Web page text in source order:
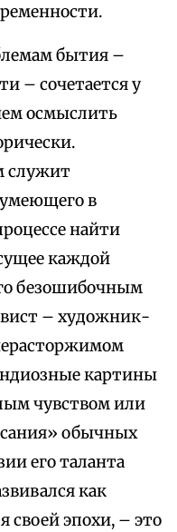
бытия –
– сочетается у
осмыслить
служит
умеющего в
найти
каждой
безошибочным
– художник-
картины
чувством или
обычных
его таланта
как
своей эпохи, – это